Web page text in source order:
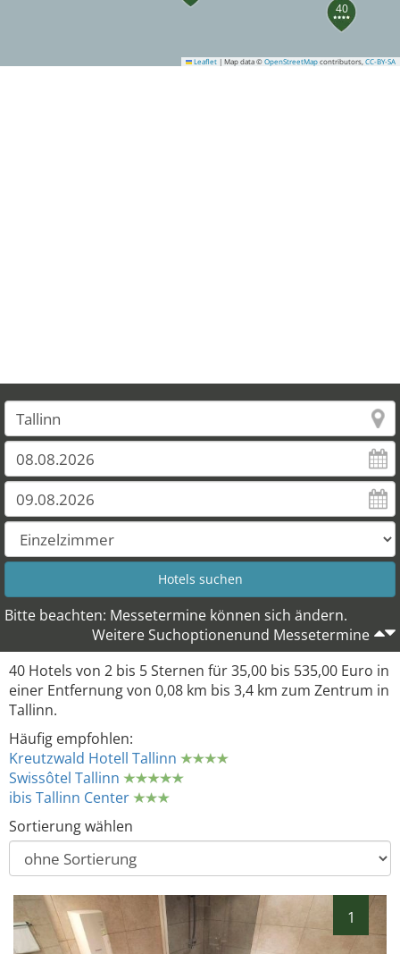
40
Leaflet | Map data © OpenStreetMap contributors, CC-BY-SA
Bitte beachten: Messetermine können sich ändern.
Weitere Suchoptionenund Messetermine
40 Hotels von 2 bis 5 Sternen für 35,00 bis 535,00 Euro in
einer Entfernung von 0,08 km bis 3,4 km zum Zentrum in
Tallinn.
Häufig empfohlen:
Kreutzwald Hotell Tallinn
Swissôtel Tallinn
ibis Tallinn Center
Sortierung wählen
1